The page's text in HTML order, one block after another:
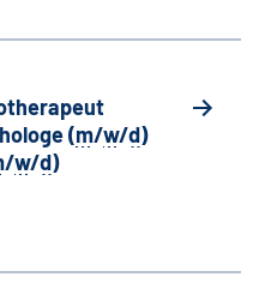
(m/w/d)
/w/d)